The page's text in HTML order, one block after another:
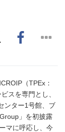
（TPEx：
スを専門とし、
ンター1号館、ブ
」を初披露
マに呼応し、今